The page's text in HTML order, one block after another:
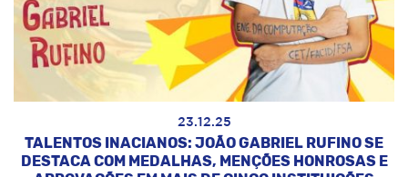
23.12.25
TALENTOS INACIANOS: JOÃO GABRIEL RUFINO SE
DESTACA COM MEDALHAS, MENÇÕES HONROSAS E